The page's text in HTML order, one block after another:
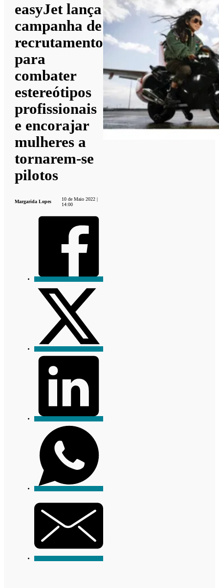
easyJet lança
campanha de
recrutamento
para
combater
estereótipos
profissionais
e encorajar
mulheres a
tornarem-se
pilotos
Margarida Lopes
10 de Maio 2022 |
14:00